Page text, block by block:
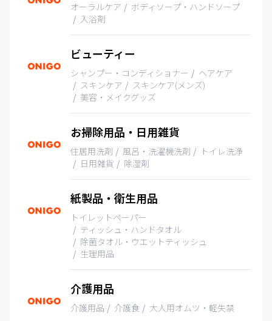
オーラルケア
ボディソープ・ハンドソープ
入浴剤
ビューティー
シャンプー・コンディショナー
ヘアケア
スキンケア
スキンケア(メンズ)
美容・メイクグッズ
お掃除用品・日用雑貨
住居用洗剤 風呂・洗濯機洗剤
トイレ洗浄
日用雑貨
除湿剤
紙製品・衛生用品
トイレットペーパー
ティッシュ・ハンドタオル
除菌タオル・ウエットティッシュ
生理用品
介護用品
介護用品 介護食 大人用オムツ・軽失禁